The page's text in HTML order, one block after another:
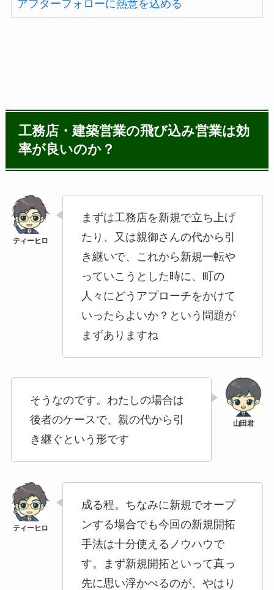
アフターフォローに熱意を込める
工務店・建築営業の飛び込み営業は効
率が良いのか？
まずは工務店を新規で立ち上げ
たり、又は親御さんの代から引
き継いで、これから新規一転や
っていこうとした時に、町の
人々にどうアプローチをかけて
いったらよいか？という問題が
まずありますね
そうなのです。わたしの場合は
後者のケースで、親の代から引
き継ぐという形です
成る程。ちなみに新規でオープ
ンする場合でも今回の新規開拓
手法は十分使えるノウハウで
す。まず新規開拓といって真っ
先に思い浮かべるのが、やはり